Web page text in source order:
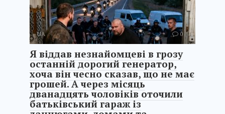
UA 0
Я віддав незнайомцеві в грозу
останній дорогий генератор,
хоча він чесно сказав, що не має
грошей. А через місяць
дванадцять чоловіків оточили
батьківський гараж із